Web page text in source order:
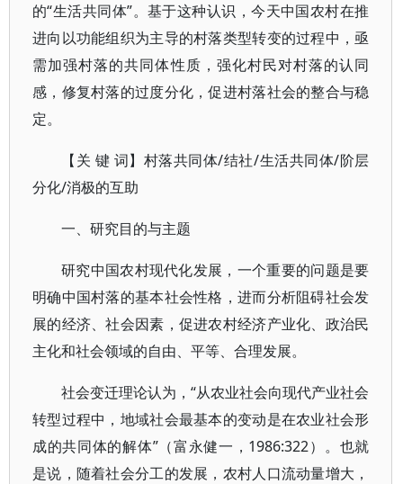
的“生活共同体”。基于这种认识，今天中国农村在推
进向以功能组织为主导的村落类型转变的过程中，亟
需加强村落的共同体性质，强化村民对村落的认同
感，修复村落的过度分化，促进村落社会的整合与稳
定。
【关 键 词】村落共同体/结社/生活共同体/阶层
分化/消极的互助
一、研究目的与主题
研究中国农村现代化发展，一个重要的问题是要
明确中国村落的基本社会性格，进而分析阻碍社会发
展的经济、社会因素，促进农村经济产业化、政治民
主化和社会领域的自由、平等、合理发展。
社会变迁理论认为，“从农业社会向现代产业社会
转型过程中，地域社会最基本的变动是在农业社会形
成的共同体的解体”（富永健一，1986:322）。也就
是说，随着社会分工的发展，农村人口流动量增大，